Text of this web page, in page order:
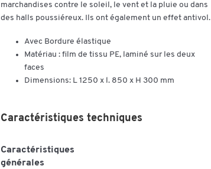
marchandises contre le soleil, le vent et la pluie ou dans
des halls poussiéreux. Ils ont également un effet antivol.
Avec Bordure élastique
Matériau : film de tissu PE, laminé sur les deux
faces
Dimensions: L 1250 x l. 850 x H 300 mm
Caractéristiques techniques
Caractéristiques
générales